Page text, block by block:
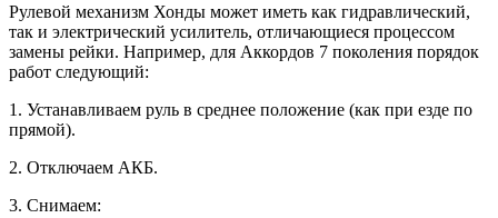
Рулевой механизм Хонды может иметь как гидравлический,
так и электрический усилитель, отличающиеся процессом
замены рейки. Например, для Аккордов 7 поколения порядок
работ следующий:
1. Устанавливаем руль в среднее положение (как при езде по
прямой).
2. Отключаем АКБ.
3. Снимаем: